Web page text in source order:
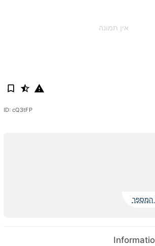
אין תמונה
ID: cQ3tFP
המספר